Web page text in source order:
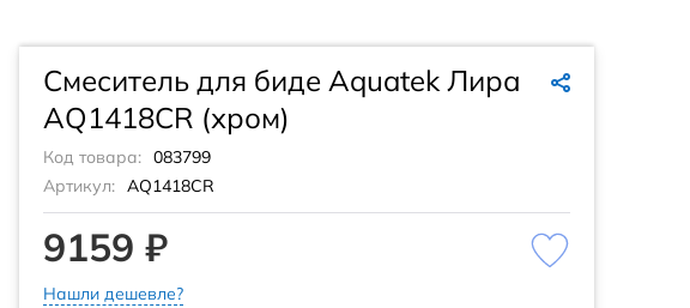
Смеситель для биде Aquatek Лира
AQ1418CR (хром)
Код товара: 083799
Артикул: AQ1418CR
9159 ₽
Нашли дешевле?